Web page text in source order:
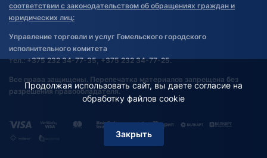
Фильтр
соответствии с законодательством об обращениях граждан и
юридических лиц:
Управление торговли и услуг Гомельского городского
исполнительного комитета
тел.: +375 232 34-77-35, +375 232 34-77-25.
Все права защищены. Перепечатка материалов запрещена без
разрешения правообладателя.
Продолжая использовать сайт, вы даете согласие на
обработку файлов cookie
Закрыть